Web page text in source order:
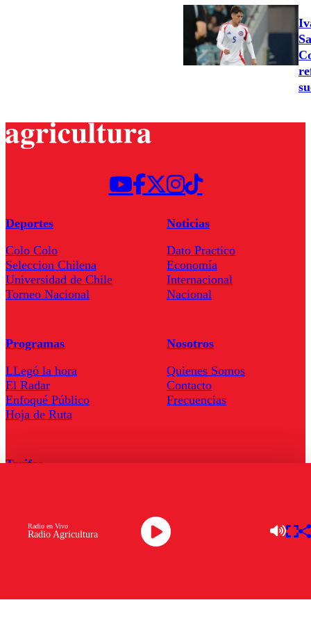
Radio Agricultura
Radio en Vivo
Deportes
Colo Colo
Seleccion Chilena
Universidad de Chile
Torneo Nacional
Noticias
Dato Practico
Economía
Internacional
Nacional
Programas
LLegó la hora
El Radar
Enfoqué Público
Hoja de Ruta
Nosotros
Quienes Somos
Contacto
Frecuencias
Tarifas
Descarga la APP